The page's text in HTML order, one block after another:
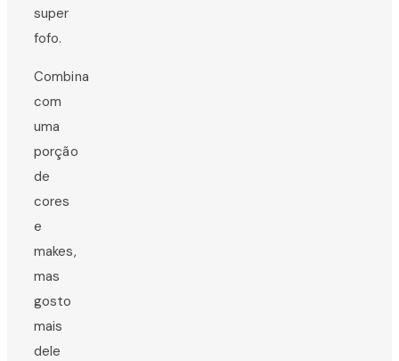
super
fofo.
Combina
com
uma
porção
de
cores
e
makes,
mas
gosto
mais
dele